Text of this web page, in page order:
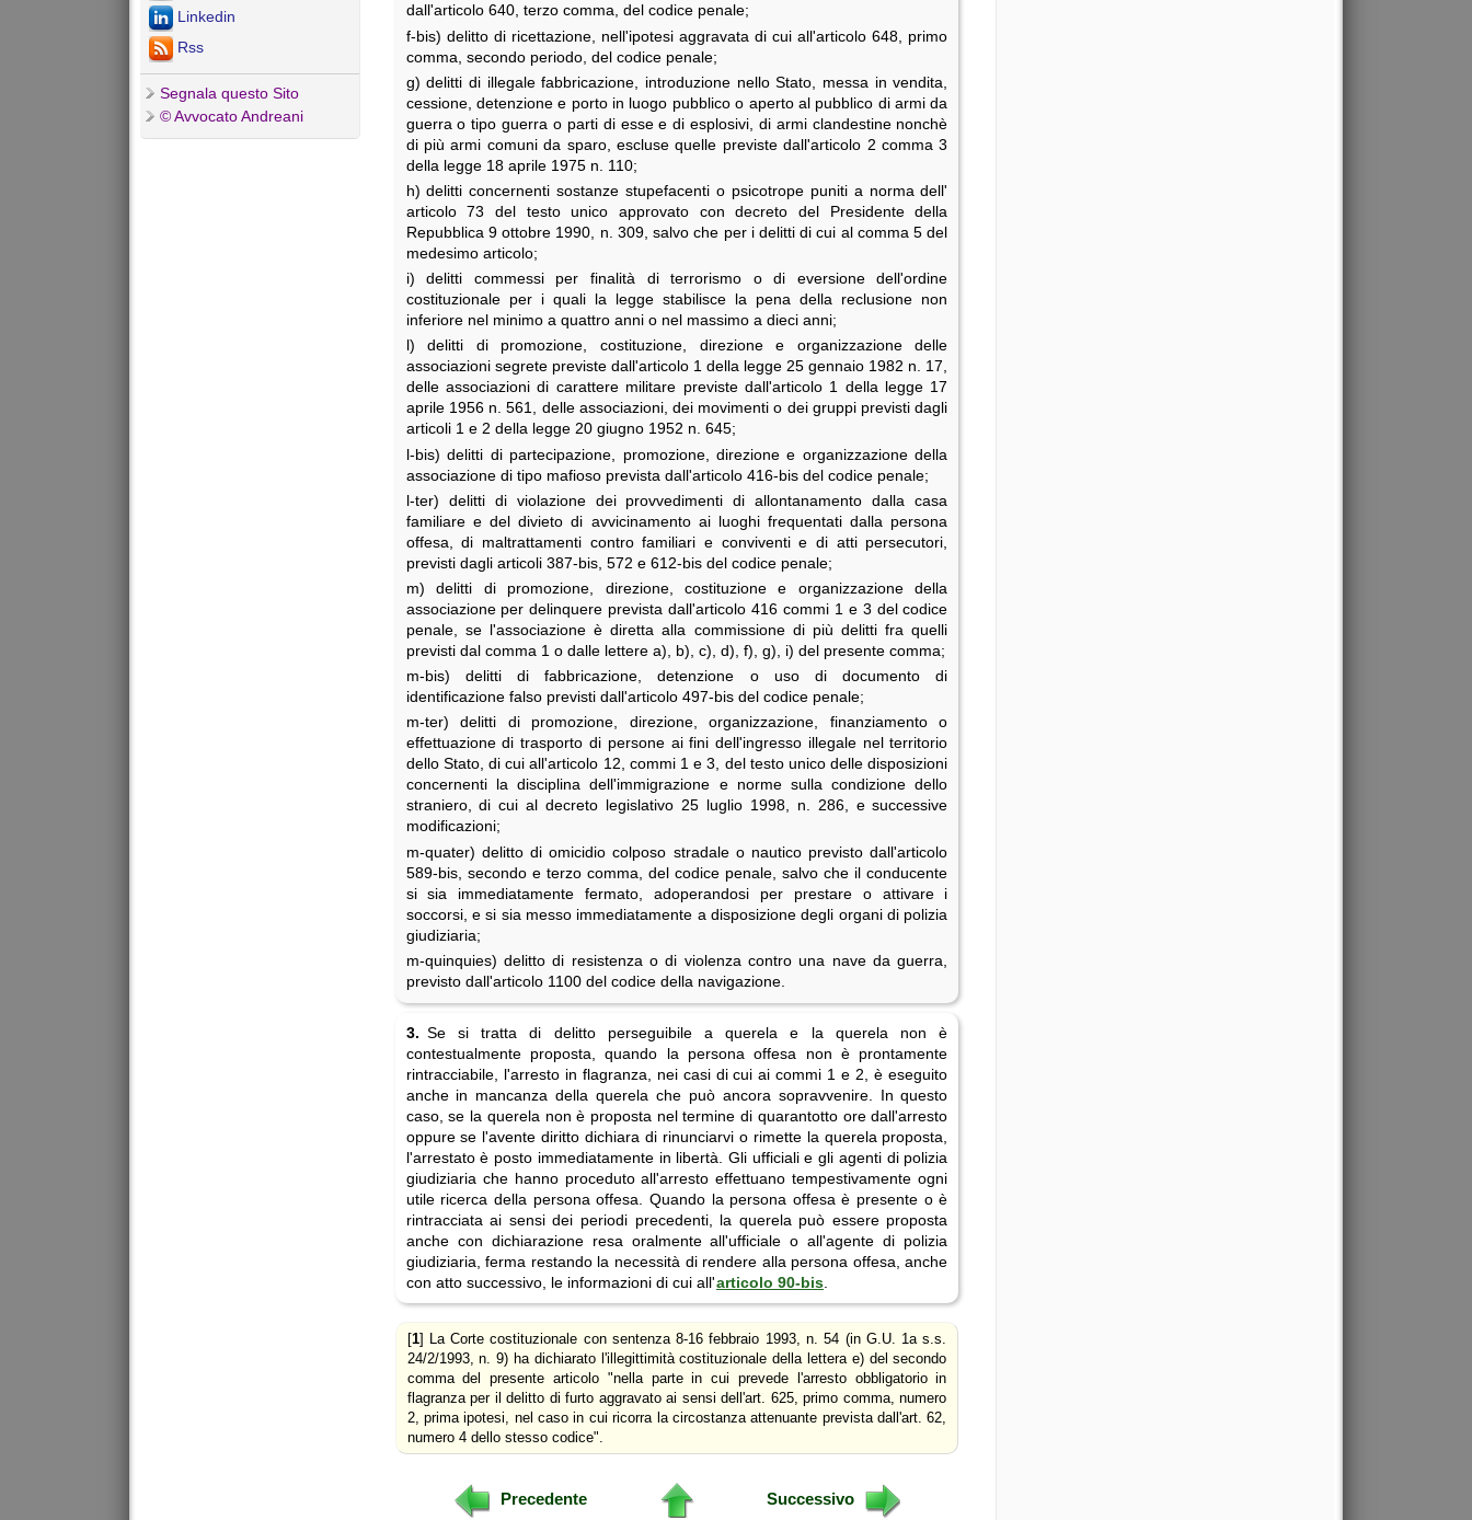
Linkedin
Rss
Segnala questo Sito
© Avvocato Andreani
dall'articolo 640, terzo comma, del codice penale;
f-bis) delitto di ricettazione, nell'ipotesi aggravata di cui all'articolo 648, primo
comma, secondo periodo, del codice penale;
g) delitti di illegale fabbricazione, introduzione nello Stato, messa in vendita,
cessione, detenzione e porto in luogo pubblico o aperto al pubblico di armi da
guerra o tipo guerra o parti di esse e di esplosivi, di armi clandestine nonchè
di più armi comuni da sparo, escluse quelle previste dall'articolo 2 comma 3
della legge 18 aprile 1975 n. 110;
h) delitti concernenti sostanze stupefacenti o psicotrope puniti a norma dell'
articolo 73 del testo unico approvato con decreto del Presidente della
Repubblica 9 ottobre 1990, n. 309, salvo che per i delitti di cui al comma 5 del
medesimo articolo;
i) delitti commessi per finalità di terrorismo o di eversione dell'ordine
costituzionale per i quali la legge stabilisce la pena della reclusione non
inferiore nel minimo a quattro anni o nel massimo a dieci anni;
l) delitti di promozione, costituzione, direzione e organizzazione delle
associazioni segrete previste dall'articolo 1 della legge 25 gennaio 1982 n. 17,
delle associazioni di carattere militare previste dall'articolo 1 della legge 17
aprile 1956 n. 561, delle associazioni, dei movimenti o dei gruppi previsti dagli
articoli 1 e 2 della legge 20 giugno 1952 n. 645;
l-bis) delitti di partecipazione, promozione, direzione e organizzazione della
associazione di tipo mafioso prevista dall'articolo 416-bis del codice penale;
l-ter) delitti di violazione dei provvedimenti di allontanamento dalla casa
familiare e del divieto di avvicinamento ai luoghi frequentati dalla persona
offesa, di maltrattamenti contro familiari e conviventi e di atti persecutori,
previsti dagli articoli 387-bis, 572 e 612-bis del codice penale;
m) delitti di promozione, direzione, costituzione e organizzazione della
associazione per delinquere prevista dall'articolo 416 commi 1 e 3 del codice
penale, se l'associazione è diretta alla commissione di più delitti fra quelli
previsti dal comma 1 o dalle lettere a), b), c), d), f), g), i) del presente comma;
m-bis) delitti di fabbricazione, detenzione o uso di documento di
identificazione falso previsti dall'articolo 497-bis del codice penale;
m-ter) delitti di promozione, direzione, organizzazione, finanziamento o
effettuazione di trasporto di persone ai fini dell'ingresso illegale nel territorio
dello Stato, di cui all'articolo 12, commi 1 e 3, del testo unico delle disposizioni
concernenti la disciplina dell'immigrazione e norme sulla condizione dello
straniero, di cui al decreto legislativo 25 luglio 1998, n. 286, e successive
modificazioni;
m-quater) delitto di omicidio colposo stradale o nautico previsto dall'articolo
589-bis, secondo e terzo comma, del codice penale, salvo che il conducente
si sia immediatamente fermato, adoperandosi per prestare o attivare i
soccorsi, e si sia messo immediatamente a disposizione degli organi di polizia
giudiziaria;
m-quinquies) delitto di resistenza o di violenza contro una nave da guerra,
previsto dall'articolo 1100 del codice della navigazione.
3. Se si tratta di delitto perseguibile a querela e la querela non è
contestualmente proposta, quando la persona offesa non è prontamente
rintracciabile, l'arresto in flagranza, nei casi di cui ai commi 1 e 2, è eseguito
anche in mancanza della querela che può ancora sopravvenire. In questo
caso, se la querela non è proposta nel termine di quarantotto ore dall'arresto
oppure se l'avente diritto dichiara di rinunciarvi o rimette la querela proposta,
l'arrestato è posto immediatamente in libertà. Gli ufficiali e gli agenti di polizia
giudiziaria che hanno proceduto all'arresto effettuano tempestivamente ogni
utile ricerca della persona offesa. Quando la persona offesa è presente o è
rintracciata ai sensi dei periodi precedenti, la querela può essere proposta
anche con dichiarazione resa oralmente all'ufficiale o all'agente di polizia
giudiziaria, ferma restando la necessità di rendere alla persona offesa, anche
con atto successivo, le informazioni di cui all'articolo 90-bis.
[1] La Corte costituzionale con sentenza 8-16 febbraio 1993, n. 54 (in G.U. 1a s.s.
24/2/1993, n. 9) ha dichiarato l'illegittimità costituzionale della lettera e) del secondo
comma del presente articolo "nella parte in cui prevede l'arresto obbligatorio in
flagranza per il delitto di furto aggravato ai sensi dell'art. 625, primo comma, numero
2, prima ipotesi, nel caso in cui ricorra la circostanza attenuante prevista dall'art. 62,
numero 4 dello stesso codice".
Precedente Successivo